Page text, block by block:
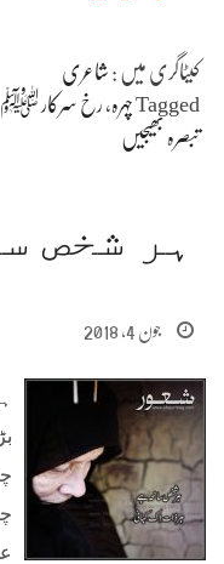
کیٹاگری میں : شاعری
Taggedچہرہ، رخ سرکار ﷺ
تبصرہ بھیجیں
ہر شخص
جون 4, 2018